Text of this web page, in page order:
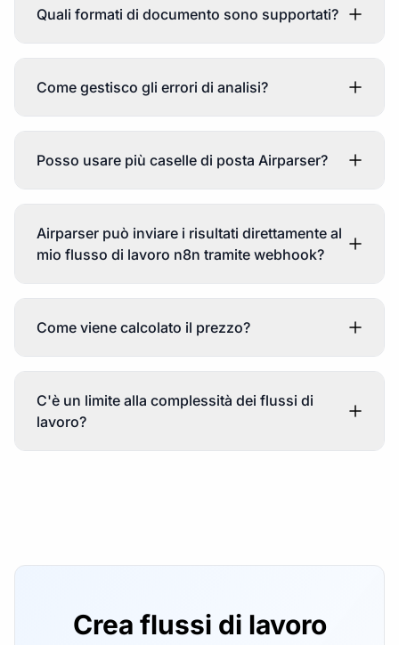
Quali formati di documento sono supportati?
Come gestisco gli errori di analisi?
Posso usare più caselle di posta Airparser?
Airparser può inviare i risultati direttamente al
mio flusso di lavoro n8n tramite webhook?
Come viene calcolato il prezzo?
C'è un limite alla complessità dei flussi di
lavoro?
Crea flussi di lavoro